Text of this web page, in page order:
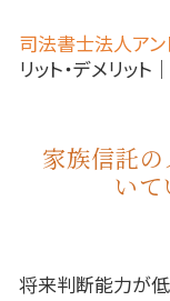
司法書士法人アン
リット・デメリッ
家族信託
いて
将来判断能力が低